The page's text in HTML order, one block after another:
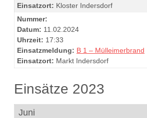
Einsatzort: Kloster Indersdorf
Nummer:
Datum: 11.02.2024
Uhrzeit: 17:33
Einsatzmeldung: B 1 – Mülleimerbrand
Einsatzort: Markt Indersdorf
Einsätze 2023
Juni